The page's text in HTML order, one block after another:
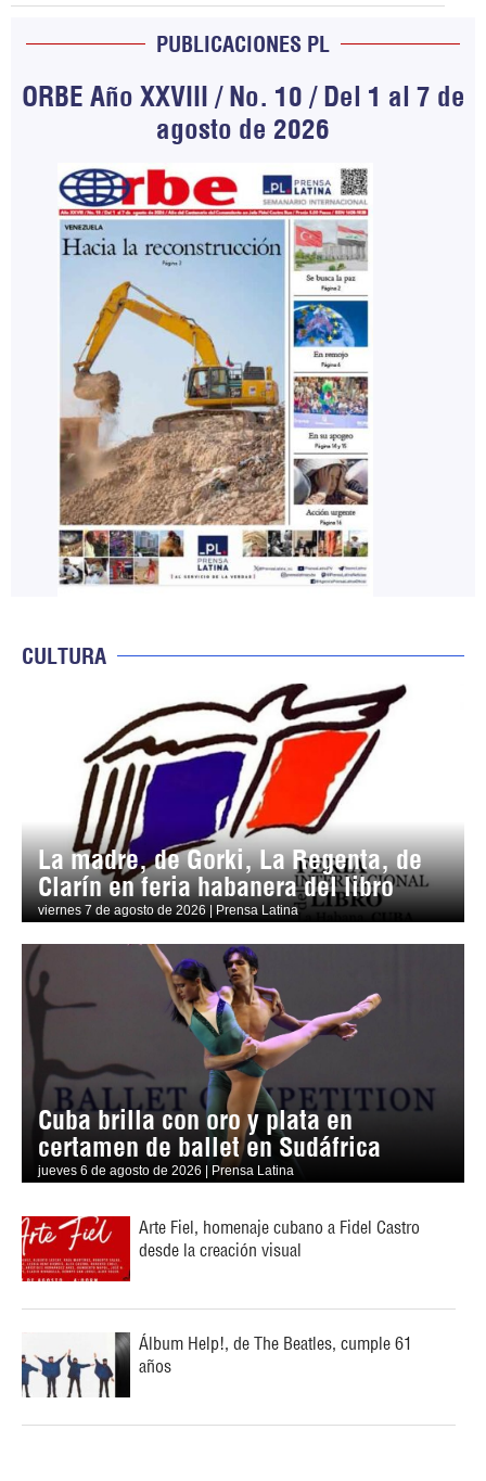
PUBLICACIONES PL
ORBE Año XXVIII / No. 10 / Del 1 al 7 de
agosto de 2026
CULTURA
La madre, de Gorki, La Regenta, de
Clarín en feria habanera del libro
viernes 7 de agosto de 2026 | Prensa Latina
Cuba brilla con oro y plata en
certamen de ballet en Sudáfrica
jueves 6 de agosto de 2026 | Prensa Latina
Arte Fiel, homenaje cubano a Fidel Castro
desde la creación visual
Álbum Help!, de The Beatles, cumple 61
años